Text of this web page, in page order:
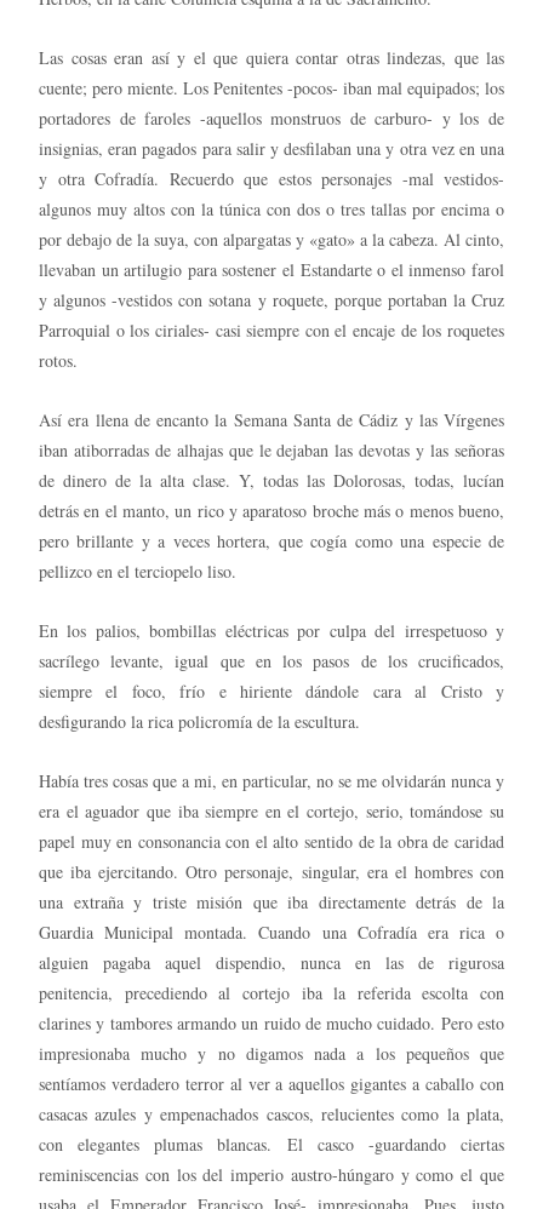
Las cosas eran así y el que quiera contar otras lindezas, que las
cuente; pero miente. Los Penitentes -pocos- iban mal equipados; los
portadores de faroles -aquellos monstruos de carburo- y los de
insignias, eran pagados para salir y desfilaban una y otra vez en una
y otra Cofradía. Recuerdo que estos personajes -mal vestidos-
algunos muy altos con la túnica con dos o tres tallas por encima o
por debajo de la suya, con alpargatas y «gato» a la cabeza. Al cinto,
llevaban un artilugio para sostener el Estandarte o el inmenso farol
y algunos -vestidos con sotana y roquete, porque portaban la Cruz
Parroquial o los ciriales- casi siempre con el encaje de los roquetes
rotos.
Así era llena de encanto la Semana Santa de Cádiz y las Vírgenes
iban atiborradas de alhajas que le dejaban las devotas y las señoras
de dinero de la alta clase. Y, todas las Dolorosas, todas, lucían
detrás en el manto, un rico y aparatoso broche más o menos bueno,
pero brillante y a veces hortera, que cogía como una especie de
pellizco en el terciopelo liso.
En los palios, bombillas eléctricas por culpa del irrespetuoso y
sacrílego levante, igual que en los pasos de los crucificados,
siempre el foco, frío e hiriente dándole cara al Cristo y
desfigurando la rica policromía de la escultura.
Había tres cosas que a mi, en particular, no se me olvidarán nunca y
era el aguador que iba siempre en el cortejo, serio, tomándose su
papel muy en consonancia con el alto sentido de la obra de caridad
que iba ejercitando. Otro personaje, singular, era el hombres con
una extraña y triste misión que iba directamente detrás de la
Guardia Municipal montada. Cuando una Cofradía era rica o
alguien pagaba aquel dispendio, nunca en las de rigurosa
penitencia, precediendo al cortejo iba la referida escolta con
clarines y tambores armando un ruido de mucho cuidado. Pero esto
impresionaba mucho y no digamos nada a los pequeños que
sentíamos verdadero terror al ver a aquellos gigantes a caballo con
casacas azules y empenachados cascos, relucientes como la plata,
con elegantes plumas blancas. El casco -guardando ciertas
reminiscencias con los del imperio austro-húngaro y como el que